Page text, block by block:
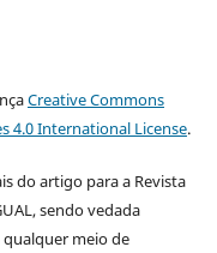
Creative Commons
4.0 International License.
do artigo para a Revista
sendo vedada
meio de